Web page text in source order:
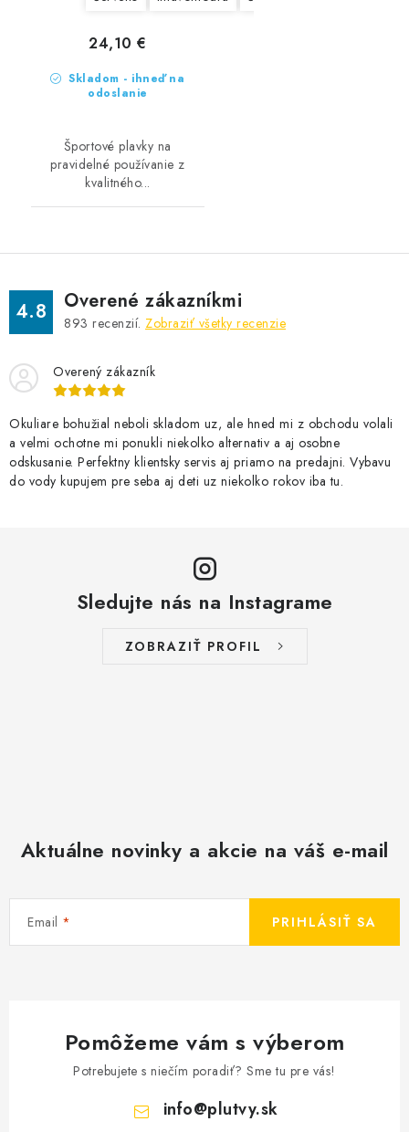
Skladom - ihneď na
odoslanie
24,10 €
Športové plavky na
pravidelné používanie z
kvalitného...
4.8 Overené zákazníkmi
893 recenzií. Zobraziť všetky recenzie
Overený zákazník
Okuliare bohužial neboli skladom uz, ale hned mi z obchodu volali
a velmi ochotne mi ponukli niekolko alternativ a aj osobne
odskusanie. Perfektny klientsky servis aj priamo na predajni. Vybavu
do vody kupujem pre seba aj deti uz niekolko rokov iba tu.
Sledujte nás na Instagrame
ZOBRAZIŤ PROFIL
Aktuálne novinky a akcie na váš e-mail
Email PRIHLÁSIŤ SA
Pomôžeme vám s výberom
Potrebujete s niečím poradiť? Sme tu pre vás!
info@plutvy.sk